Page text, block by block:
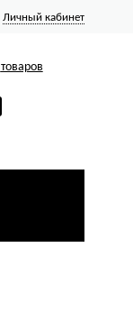
Личный кабинет
товаров